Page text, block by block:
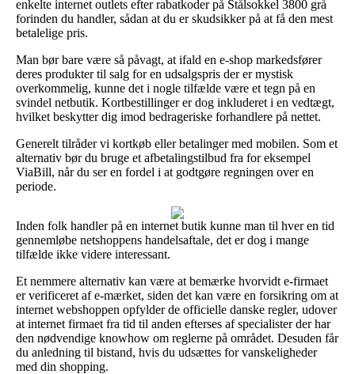
enkelte internet outlets efter rabatkoder på Stålsokkel 3800 grå
forinden du handler, sådan at du er skudsikker på at få den mest
betalelige pris.
Man bør bare være så påvagt, at ifald en e-shop markedsfører
deres produkter til salg for en udsalgspris der er mystisk
overkommelig, kunne det i nogle tilfælde være et tegn på en
svindel netbutik. Kortbestillinger er dog inkluderet i en vedtægt,
hvilket beskytter dig imod bedrageriske forhandlere på nettet.
Generelt tilråder vi kortkøb eller betalinger med mobilen. Som et
alternativ bør du bruge et afbetalingstilbud fra for eksempel
ViaBill, når du ser en fordel i at godtgøre regningen over en
periode.
Inden folk handler på en internet butik kunne man til hver en tid
gennemløbe netshoppens handelsaftale, det er dog i mange
tilfælde ikke videre interessant.
Et nemmere alternativ kan være at bemærke hvorvidt e-firmaet
er verificeret af e-mærket, siden det kan være en forsikring om at
internet webshoppen opfylder de officielle danske regler, udover
at internet firmaet fra tid til anden efterses af specialister der har
den nødvendige knowhow om reglerne på området. Desuden får
du anledning til bistand, hvis du udsættes for vanskeligheder
med din shopping.